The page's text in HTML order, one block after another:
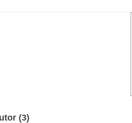
(3)